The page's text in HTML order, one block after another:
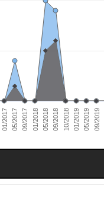
01/2017 05/2017 09/2017 01/2018 05/2018 09/2018 10/2018 01/2019 05/2019 09/2019